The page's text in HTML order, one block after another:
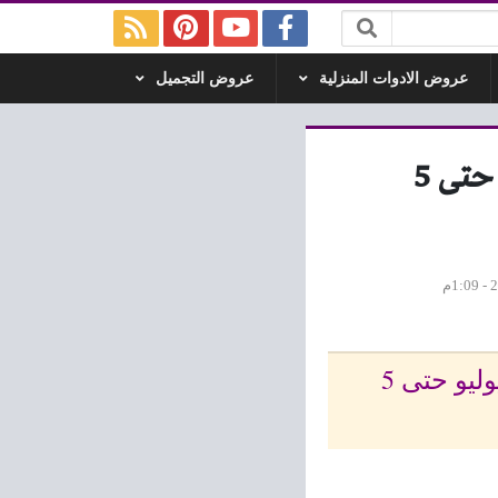
عروض الادوات المنزلية عروض التجميل
عروض العابد هايبر ماركت الطريق الزراعى من 22 يوليو حتى 5
مجلة عروض العابد هايبر ماركت الطريق الزراعى من 22 يوليو حتى 5